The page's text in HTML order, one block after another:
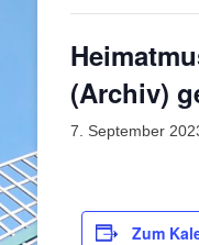
(Archiv)
7. September
Zum